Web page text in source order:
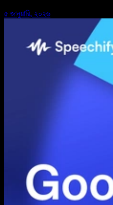
৫ জানুয়ারি, ২০২৬